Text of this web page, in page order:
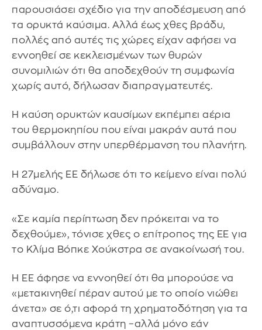
παρουσιάσει σχέδιο για την αποδέσμευση από
τα ορυκτά καύσιμα. Αλλά έως χθες βράδυ,
πολλές από αυτές τις χώρες είχαν αφήσει να
εννοηθεί σε κεκλεισμένων των θυρών
συνομιλιών ότι θα αποδεχθούν τη συμφωνία
χωρίς αυτό, δήλωσαν διαπραγματευτές.
Η καύση ορυκτών καυσίμων εκπέμπει αέρια
του θερμοκηπίου που είναι μακράν αυτά που
συμβάλλουν στην υπερθέρμανση του πλανήτη.
Η 27μελής ΕΕ δήλωσε ότι το κείμενο είναι πολύ
αδύναμο.
«Σε καμία περίπτωση δεν πρόκειται να το
δεχθούμε», τόνισε χθες ο επίτροπος της ΕΕ για
το Κλίμα Βόπκε Χούκστρα σε ανακοίνωσή του.
Η ΕΕ άφησε να εννοηθεί ότι θα μπορούσε να
«μετακινηθεί πέραν αυτού με το οποίο νιώθει
άνετα» σε ό,τι αφορά τη χρηματοδότηση για τα
αναπτυσσόμενα κράτη –αλλά μόνο εάν